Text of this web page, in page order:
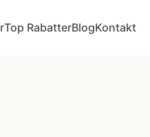
Top RabatterBlogKontakt